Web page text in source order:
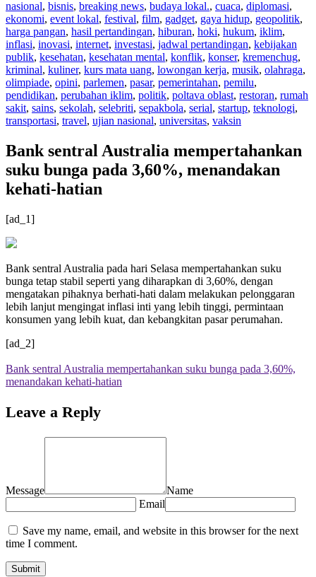
nasional, bisnis, breaking news, budaya lokal., cuaca, diplomasi,
ekonomi, event lokal, festival, film, gadget, gaya hidup, geopolitik,
harga pangan, hasil pertandingan, hiburan, hoki, hukum, iklim,
inflasi, inovasi, internet, investasi, jadwal pertandingan, kebijakan
publik, kesehatan, kesehatan mental, konflik, konser, kremenchug,
kriminal, kuliner, kurs mata uang, lowongan kerja, musik, olahraga,
olimpiade, opini, parlemen, pasar, pemerintahan, pemilu,
pendidikan, perubahan iklim, politik, poltava oblast, restoran, rumah
sakit, sains, sekolah, selebriti, sepakbola, serial, startup, teknologi,
transportasi, travel, ujian nasional, universitas, vaksin
Bank sentral Australia mempertahankan
suku bunga pada 3,60%, menandakan
kehati-hatian
[ad_1]
Bank sentral Australia pada hari Selasa mempertahankan suku
bunga tetap stabil seperti yang diharapkan di 3,60%, dengan
mengatakan pihaknya berhati-hati dalam melakukan pelonggaran
lebih lanjut mengingat inflasi inti yang lebih tinggi, permintaan
konsumen yang lebih kuat, dan kebangkitan pasar perumahan.
[ad_2]
Bank sentral Australia mempertahankan suku bunga pada 3,60%,
menandakan kehati-hatian
Leave a Reply
Message
Name
Email
Save my name, email, and website in this browser for the next
time I comment.